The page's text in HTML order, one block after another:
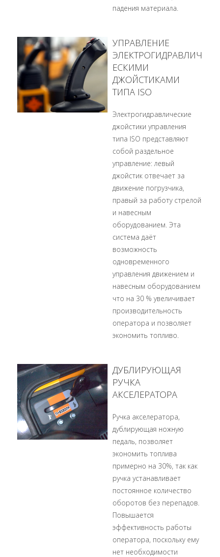
падения материала.
УПРАВЛЕНИЕ
ЭЛЕКТРОГИДРАВЛИЧ
ЕСКИМИ
ДЖОЙСТИКАМИ
ТИПА ISO
Электрогидравлические
джойстики управления
типа ISO представляют
собой раздельное
управление: левый
джойстик отвечает за
движение погрузчика,
правый за работу стрелой
и навесным
оборудованием. Эта
система даёт
возможность
одновременного
управления движением и
навесным оборудованием
что на 30 % увеличивает
производительность
оператора и позволяет
экономить топливо.
ДУБЛИРУЮЩАЯ
РУЧКА
АКСЕЛЕРАТОРА
Ручка акселератора,
дублирующая ножную
педаль, позволяет
экономить топлива
примерно на 30%, так как
ручка устанавливает
постоянное количество
оборотов без перепадов.
Повышается
эффективность работы
оператора, поскольку ему
нет необходимости